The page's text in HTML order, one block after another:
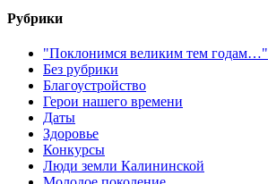
Рубрики
"Поклонимся великим тем годам…"
Без рубрики
Благоустройство
Герои нашего времени
Даты
Здоровье
Конкурсы
Люди земли Калининской